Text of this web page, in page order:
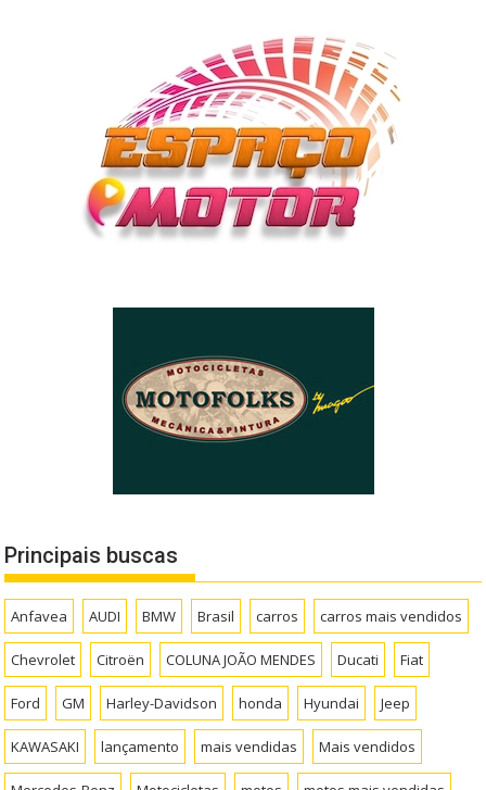
Principais buscas
Anfavea AUDI BMW Brasil carros carros mais vendidos
Chevrolet Citroën COLUNA JOÃO MENDES Ducati Fiat
Ford GM Harley-Davidson honda Hyundai Jeep
KAWASAKI lançamento mais vendidas Mais vendidos